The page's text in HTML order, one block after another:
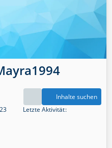
Inhalte suchen
Letzte Aktivität